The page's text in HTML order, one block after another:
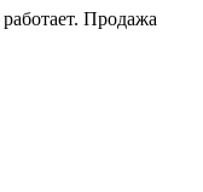
Продажа